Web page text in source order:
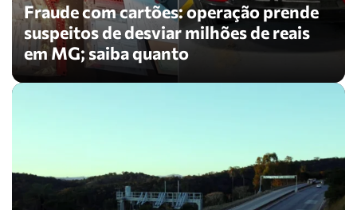
Fraude com cartões: operação prende
suspeitos de desviar milhões de reais
em MG; saiba quanto